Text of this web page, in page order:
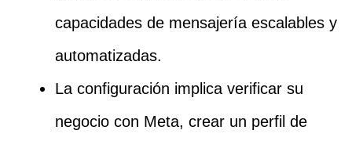
capacidades de mensajería escalables y
automatizadas.
La configuración implica verificar su
negocio con Meta, crear un perfil de